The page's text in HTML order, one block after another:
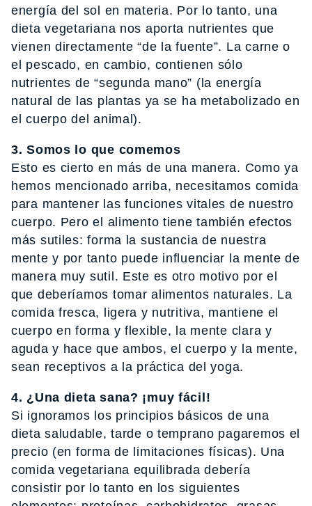
energía del sol en materia. Por lo tanto, una
dieta vegetariana nos aporta nutrientes que
vienen directamente “de la fuente”. La carne o
el pescado, en cambio, contienen sólo
nutrientes de “segunda mano” (la energía
natural de las plantas ya se ha metabolizado en
el cuerpo del animal).
3. Somos lo que comemos
Esto es cierto en más de una manera. Como ya
hemos mencionado arriba, necesitamos comida
para mantener las funciones vitales de nuestro
cuerpo. Pero el alimento tiene también efectos
más sutiles: forma la sustancia de nuestra
mente y por tanto puede influenciar la mente de
manera muy sutil. Este es otro motivo por el
que deberíamos tomar alimentos naturales. La
comida fresca, ligera y nutritiva, mantiene el
cuerpo en forma y flexible, la mente clara y
aguda y hace que ambos, el cuerpo y la mente,
sean receptivos a la práctica del yoga.
4. ¿Una dieta sana? ¡muy fácil!
Si ignoramos los principios básicos de una
dieta saludable, tarde o temprano pagaremos el
precio (en forma de limitaciones físicas). Una
comida vegetariana equilibrada debería
consistir por lo tanto en los siguientes